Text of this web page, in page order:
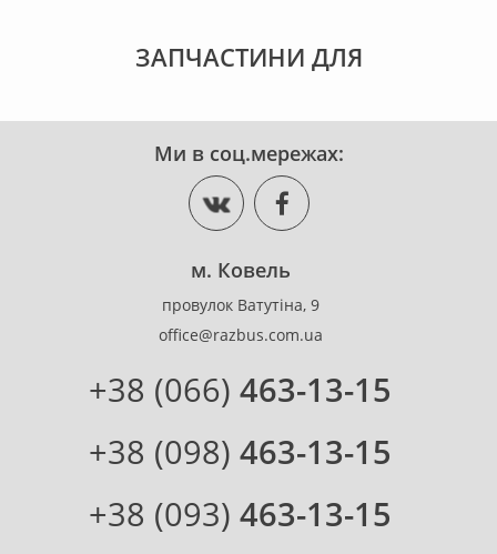
ЗАПЧАСТИНИ ДЛЯ
Ми в соц.мережах:
м. Ковель
провулок Ватутіна, 9
office@razbus.com.ua
+38 (066) 463-13-15
+38 (098) 463-13-15
+38 (093) 463-13-15